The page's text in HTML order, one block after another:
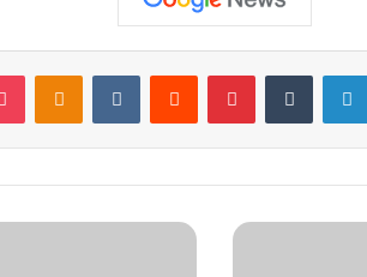
لينكدإن ‏Tumblr بينتيريست ‏Reddit
‏VKontakte
Odnoklassniki
ك